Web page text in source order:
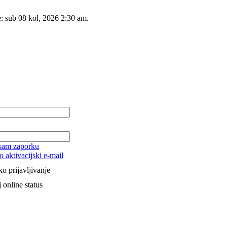
sub 08 kol, 2026 2:30 am.
zaporku
aktivacijski e-mail
prijavljivanje
status